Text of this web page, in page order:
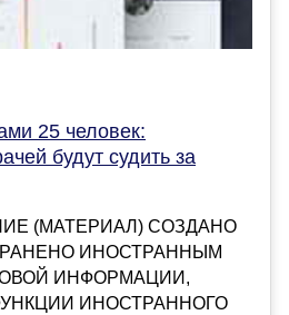
25 человек:
будут судить за
(МАТЕРИАЛ) СОЗДАНО
ИНОСТРАННЫМ
ИНФОРМАЦИИ,
ИНОСТРАННОГО